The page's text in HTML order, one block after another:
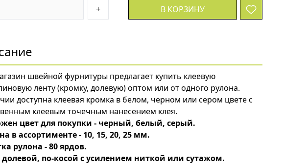
+ В КОРЗИНУ
швейной фурнитуры предлагает купить клеевую
ленту (кромку, долевую) оптом или от одного рулона.
доступна клеевая кромка в белом, черном или сером цвете с
клеевым точечным нанесением клея.
цвет для покупки - черный, белый, серый.
в ассортименте - 10, 15, 20, 25 мм.
рулона - 80 ярдов.
долевой, по-косой с усилением ниткой или сутажом.